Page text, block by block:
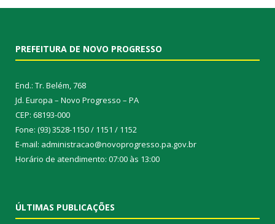
PREFEITURA DE NOVO PROGRESSO
End.: Tr. Belém, 768
Jd. Europa – Novo Progresso – PA
CEP: 68193-000
Fone: (93) 3528-1150 / 1151 / 1152
E-mail: administracao@novoprogresso.pa.gov.br
Horário de atendimento: 07:00 às 13:00
ÚLTIMAS PUBLICAÇÕES